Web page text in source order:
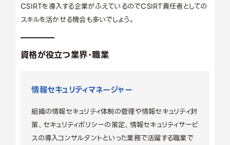
CSIRTを導入する企業がふえているのでCSIRT責任者としての
スキルを活かせる機会も多いでしょう。
資格が役立つ業界・職業
情報セキュリティマネージャー
組織の情報セキュリティ体制の管理や情報セキュリティ対
策、セキュリティポリシーの策定、情報セキュリティサービ
スの導入コンサルタントといった業務で活躍する職業で